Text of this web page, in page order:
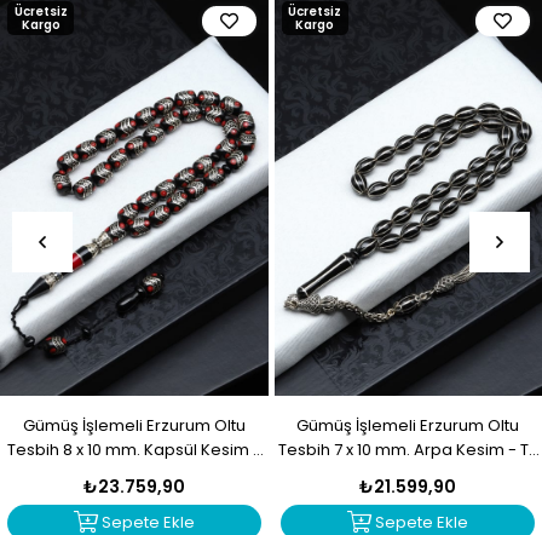
Gümüş İşlemeli Erzurum Oltu
Tesbih 8 x 10 mm. Kapsül Kesim -
T-1915
₺23.759,90
Sepete Ekle
Ücretsiz
Kargo
Gümüş İşlemeli Erzurum Oltu
Tesbih 7 x 10 mm. Arpa Kesim - T-
1914
₺21.599,90
Sepete Ekle
Ücretsiz
Kargo